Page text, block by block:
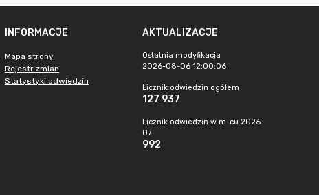
INFORMACJE
Mapa strony
Rejestr zmian
Statystyki odwiedzin
AKTUALIZACJE
Ostatnia modyfikacja
2026-08-06 12:00:06
Licznik odwiedzin ogółem
127 937
Licznik odwiedzin w m-cu 2026-
07
992